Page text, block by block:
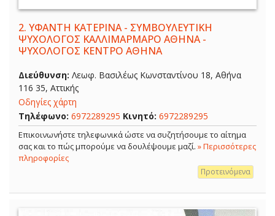
2. ΥΦΑΝΤΗ ΚΑΤΕΡΙΝΑ - ΣΥΜΒΟΥΛΕΥΤΙΚΗ
ΨΥΧΟΛΟΓΟΣ ΚΑΛΛΙΜΑΡΜΑΡΟ ΑΘΗΝΑ -
ΨΥΧΟΛΟΓΟΣ ΚΕΝΤΡΟ ΑΘΗΝΑ
Διεύθυνση: Λεωφ. Βασιλέως Κωνσταντίνου 18, Αθήνα
116 35, Αττικής
Οδηγίες χάρτη
Τηλέφωνο: 6972289295 Κινητό: 6972289295
Επικοινωνήστε τηλεφωνικά ώστε να συζητήσουμε το αίτημα
σας και το πώς μπορούμε να δουλέψουμε μαζί. » Περισσότερες
πληροφορίες
Προτεινόμενα